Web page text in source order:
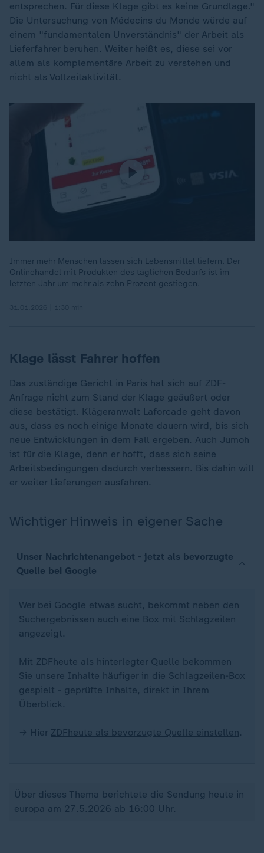
entsprechen. Für diese Klage gibt es keine Grundlage."
Die Untersuchung von Médecins du Monde würde auf
einem "fundamentalen Unverständnis" der Arbeit als
Lieferfahrer beruhen. Weiter heißt es, diese sei vor
allem als komplementäre Arbeit zu verstehen und
nicht als Vollzeitaktivität.
Immer mehr Menschen lassen sich Lebensmittel liefern. Der
Onlinehandel mit Produkten des täglichen Bedarfs ist im
letzten Jahr um mehr als zehn Prozent gestiegen.
Klage lässt Fahrer hoffen
Das zuständige Gericht in Paris hat sich auf ZDF-
Anfrage nicht zum Stand der Klage geäußert oder
diese bestätigt. Klägeranwalt Laforcade geht davon
aus, dass es noch einige Monate dauern wird, bis sich
neue Entwicklungen in dem Fall ergeben. Auch Jumoh
ist für die Klage, denn er hofft, dass sich seine
Arbeitsbedingungen dadurch verbessern. Bis dahin will
er weiter Lieferungen ausfahren.
Wichtiger Hinweis in eigener Sache
Unser Nachrichtenangebot - jetzt als bevorzugte
Quelle bei Google
Wer bei Google etwas sucht, bekommt neben den
Suchergebnissen auch eine Box mit Schlagzeilen
angezeigt.
Mit ZDFheute als hinterlegter Quelle bekommen
Sie unsere Inhalte häufiger in die Schlagzeilen-Box
gespielt - geprüfte Inhalte, direkt in Ihrem
Überblick.
→ Hier ZDFheute als bevorzugte Quelle einstellen.
Über dieses Thema berichtete die Sendung heute in
europa am 27.5.2026 ab 16:00 Uhr.